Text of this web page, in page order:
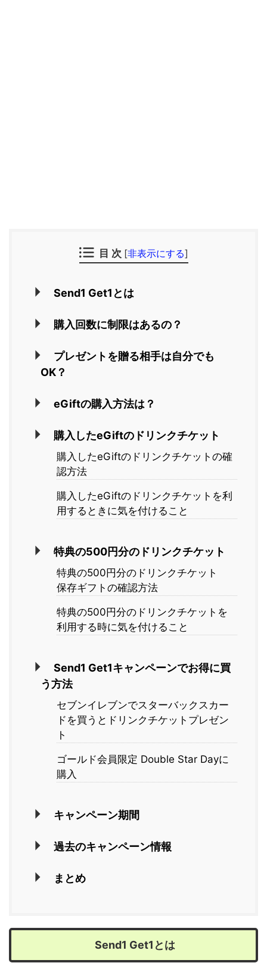
目 次 [非表示にする]
Send1 Get1とは
購入回数に制限はあるの？
プレゼントを贈る相手は自分でも
OK？
eGiftの購入方法は？
購入したeGiftのドリンクチケット
購入したeGiftのドリンクチケットの確
認方法
購入したeGiftのドリンクチケットを利
用するときに気を付けること
特典の500円分のドリンクチケット
特典の500円分のドリンクチケット
保存ギフトの確認方法
特典の500円分のドリンクチケットを
利用する時に気を付けること
Send1 Get1キャンペーンでお得に買
う方法
セブンイレブンでスターバックスカー
ドを買うとドリンクチケットプレゼン
ト
ゴールド会員限定 Double Star Dayに
購入
キャンペーン期間
過去のキャンペーン情報
まとめ
Send1 Get1とは